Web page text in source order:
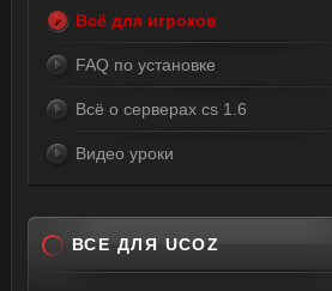
Всё для игроков
FAQ по установке
Всё о серверах cs 1.6
Видео уроки
ВСЕ ДЛЯ UCOZ